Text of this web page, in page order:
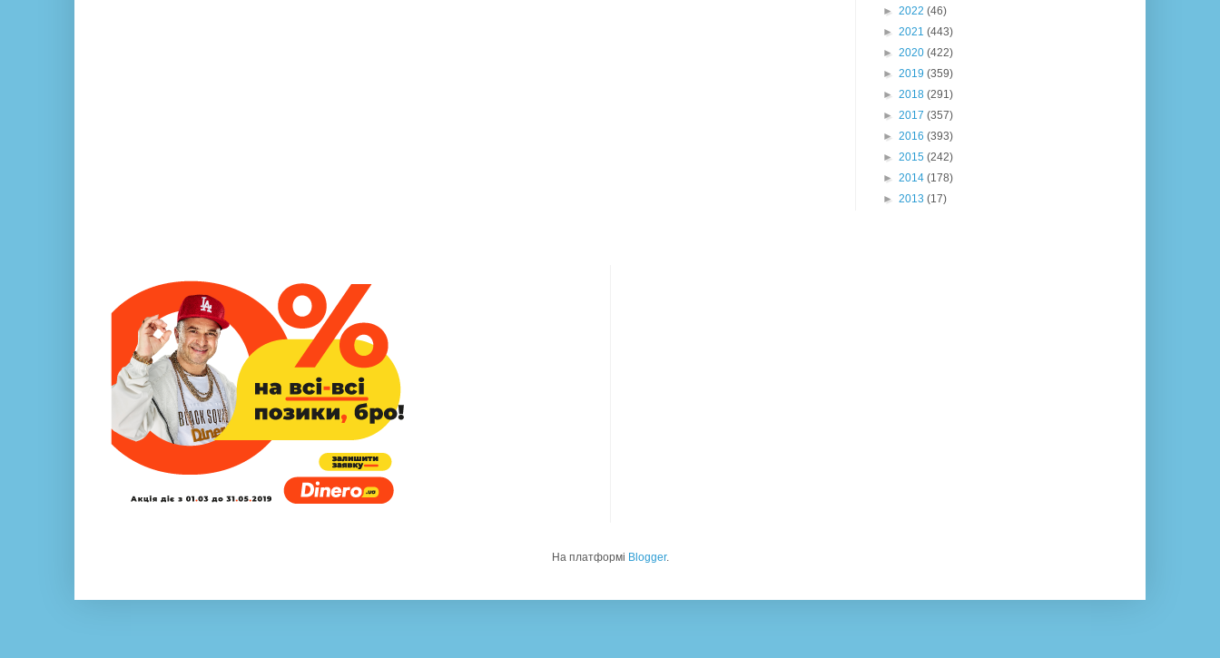
► 2022 (46)
► 2021 (443)
► 2020 (422)
► 2019 (359)
► 2018 (291)
► 2017 (357)
► 2016 (393)
► 2015 (242)
► 2014 (178)
► 2013 (17)
На платформі Blogger.